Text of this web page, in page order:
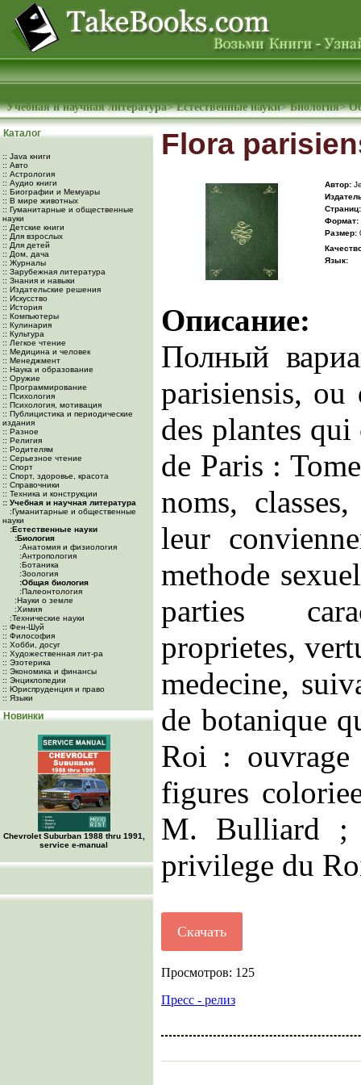
Учебная и научная литература>Естественные науки>Биология>
Каталог
:: Java книги
:: Авто
:: Астрология
:: Аудио книги
:: Биографии и Мемуары
:: В мире животных
:: Гуманитарные и общественные
науки
:: Детские книги
:: Для взрослых
:: Для детей
:: Дом, дача
:: Журналы
:: Зарубежная литература
:: Знания и навыки
:: Издательские решения
:: Искусство
:: История
:: Компьютеры
:: Кулинария
:: Культура
:: Легкое чтение
:: Медицина и человек
:: Менеджмент
:: Наука и образование
:: Оружие
:: Программирование
:: Психология
:: Психология, мотивация
:: Публицистика и периодические
издания
:: Разное
:: Религия
:: Родителям
:: Серьезное чтение
:: Спорт
:: Спорт, здоровье, красота
:: Справочники
:: Техника и конструкции
:: Учебная и научная литература
:Гуманитарные и общественные
науки
:Естественные науки
:Биология
:Анатомия и физиология
:Антропология
:Ботаника
:Зоология
:Общая биология
:Палеонтология
:Науки о земле
:Химия
:Технические науки
:: Фен-Шуй
:: Философия
:: Хобби, досуг
:: Художественная лит-ра
:: Эзотерика
:: Экономика и финансы
:: Энциклопедии
:: Юриспруденция и право
:: Языки
Новинки
Chevrolet Suburban 1988 thru 1991,
service e-manual
Flora
Автор:
Cтраниц:
Формат:
Размер:
Язык:
Описание:
Полный
parisiensis, ou
des plantes
de Paris :
noms,
leur
methode
parties
proprietes,
medecine,
de botanique
Roi :
figures
M. Bulliard ;
privilege du
Скачать
Просмотров: 125
Пресс - релиз